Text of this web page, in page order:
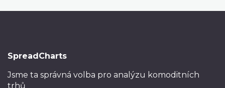
SpreadCharts
Jsme ta správná volba pro analýzu komoditních
trhů